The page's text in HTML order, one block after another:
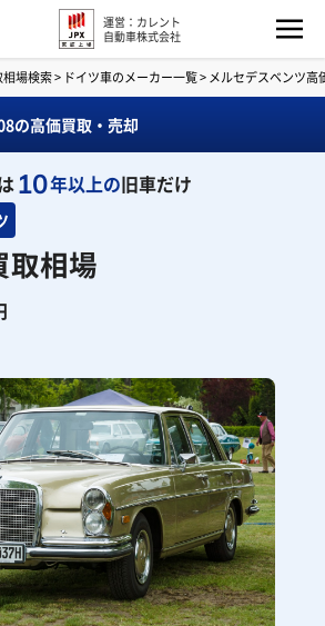
運営：カレント
自動車株式会社
相場検索> ドイツ車のメーカー一覧> メルセデスベンツ高
の高価買取・売却
10年以上の旧車だけ
取相場